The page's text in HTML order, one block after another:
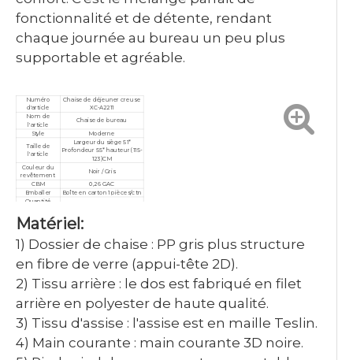
fonctionnalité et de détente, rendant
chaque journée au bureau un peu plus
supportable et agréable.
Numéro
d'article
Chaise de déjeuner creuse
XC-A2211
Nom de
l'article
Chaise de bureau
Style
Moderne
Taille de
l'article
Largeur du siège 51*
Profondeur 55* hauteur (115-
123)CM
Couleur du
revêtement
Noir / Gris
CBM
0,26 GAC
Emballer Boîte en carton 1 pièces/ctn
Quantité
commande
Garantie
Certificat ISO9001/ISO14001/ISO18001
Matériel:
1) Dossier de chaise : PP gris plus structure
en fibre de verre (appui-tête 2D).
2) Tissu arrière : le dos est fabriqué en filet
arrière en polyester de haute qualité.
3) Tissu d'assise : l'assise est en maille Teslin.
4) Main courante : main courante 3D noire.